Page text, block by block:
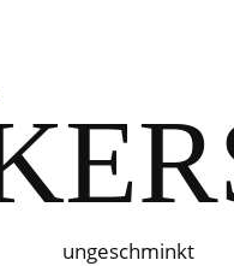
ungeschminkt